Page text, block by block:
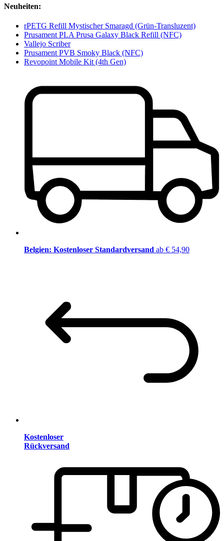
Neuheiten:
rPETG Refill Mystischer Smaragd (Grün-Transluzent)
Prusament PLA Prusa Galaxy Black Refill (NFC)
Vallejo Scriber
Prusament PVB Smoky Black (NFC)
Revopoint Mobile Kit (4th Gen)
Belgien: Kostenloser Standardversand ab € 54,90
Kostenloser
Rückversand